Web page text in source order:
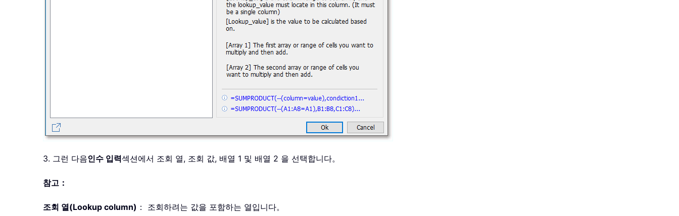
3. 그런 다음인수 입력섹션에서 조회 열, 조회 값, 배열 1 및 배열 2 을 선택합니다。
참고：
조회 열(Lookup column) ： 조회하려는 값을 포함하는 열입니다。